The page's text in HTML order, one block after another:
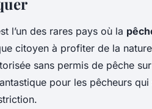
l’un des rares pays où la
citoyen à profiter de la
sans permis de pêche
pour les pêcheurs